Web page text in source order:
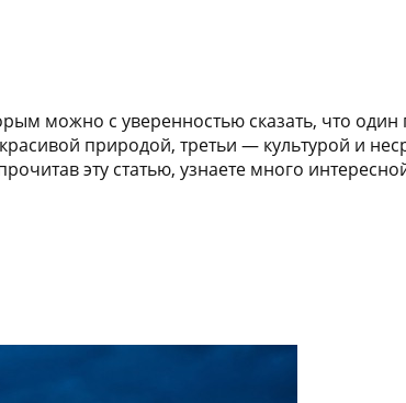
можно с уверенностью сказать, что
природой, третьи — культурой и
эту статью, узнаете много